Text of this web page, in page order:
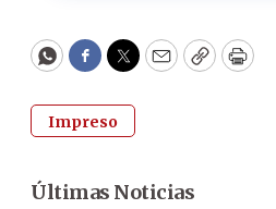
WhatsApp
Facebook
Twitter
EmailCopyPrint
Impreso
Últimas Noticias